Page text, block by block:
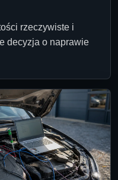
rzeczywiste i
decyzja o naprawie